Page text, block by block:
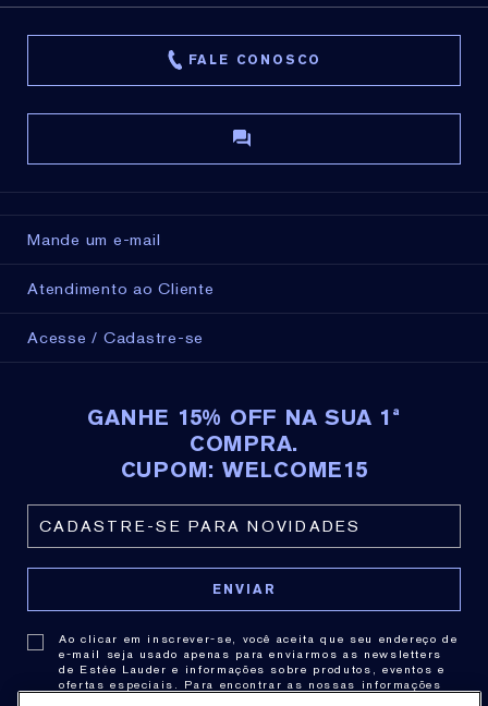
FALE CONOSCO
Mande um e-mail
Atendimento ao Cliente
Acesse / Cadastre-se
GANHE 15% OFF NA SUA 1ª
COMPRA.
CUPOM: WELCOME15
Ao clicar em inscrever-se, você aceita que seu endereço de
e-mail seja usado apenas para enviarmos as newsletters
de Estée Lauder e informações sobre produtos, eventos e
ofertas especiais. Para encontrar as nossas informações